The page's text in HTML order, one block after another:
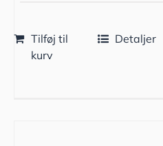
Tilføj til
kurv
Detaljer